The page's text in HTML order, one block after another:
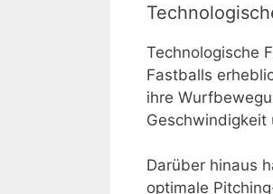
Technologische
Fastballs
ihre
Geschwindigkeit
Darüber hinaus
optimale